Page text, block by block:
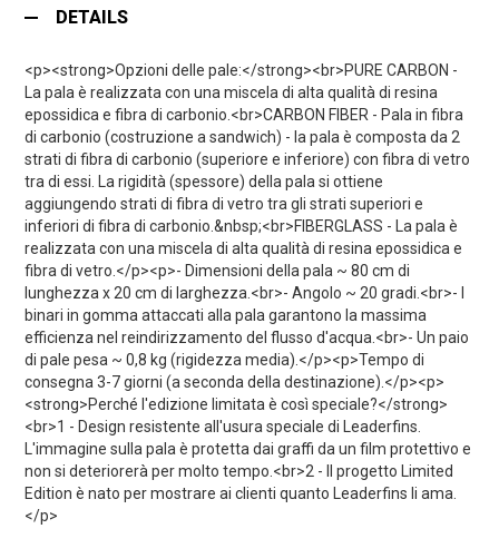
DETAILS
<p><strong>Opzioni delle pale:</strong><br>PURE CARBON -
La pala è realizzata con una miscela di alta qualità di resina
epossidica e fibra di carbonio.<br>CARBON FIBER - Pala in fibra
di carbonio (costruzione a sandwich) - la pala è composta da 2
strati di fibra di carbonio (superiore e inferiore) con fibra di vetro
tra di essi. La rigidità (spessore) della pala si ottiene
aggiungendo strati di fibra di vetro tra gli strati superiori e
inferiori di fibra di carbonio.&nbsp;<br>FIBERGLASS - La pala è
realizzata con una miscela di alta qualità di resina epossidica e
fibra di vetro.</p><p>- Dimensioni della pala ~ 80 cm di
lunghezza x 20 cm di larghezza.<br>- Angolo ~ 20 gradi.<br>- I
binari in gomma attaccati alla pala garantono la massima
efficienza nel reindirizzamento del flusso d'acqua.<br>- Un paio
di pale pesa ~ 0,8 kg (rigidezza media).</p><p>Tempo di
consegna 3-7 giorni (a seconda della destinazione).</p><p>
<strong>Perché l'edizione limitata è così speciale?</strong>
<br>1 - Design resistente all'usura speciale di Leaderfins.
L'immagine sulla pala è protetta dai graffi da un film protettivo e
non si deteriorerà per molto tempo.<br>2 - Il progetto Limited
Edition è nato per mostrare ai clienti quanto Leaderfins li ama.
</p>